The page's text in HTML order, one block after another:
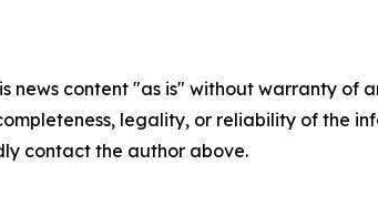
news content "as is" without warranty
legality, or reliability of the
contact the author above.